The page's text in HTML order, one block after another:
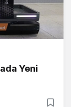
Yeni